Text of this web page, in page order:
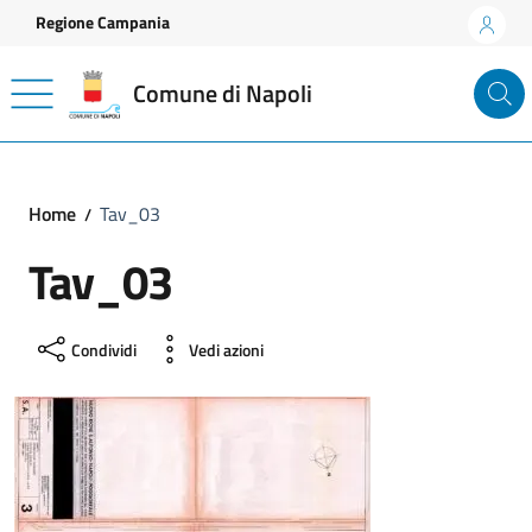
Vai ai contenuti
Vai al footer
Regione Campania
Comune di Napoli
Home Tav_03
Tav_03
Condividi Vedi azioni